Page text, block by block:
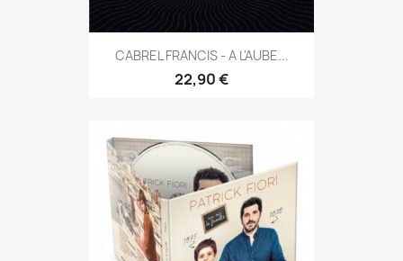
CABREL FRANCIS - A L'AUBE...
22,90 €